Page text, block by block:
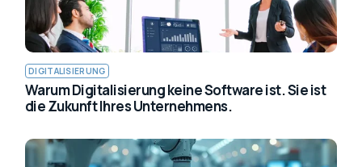
DIGITALISIERUNG
Warum Digitalisierung keine Software ist. Sie ist
die Zukunft Ihres Unternehmens.